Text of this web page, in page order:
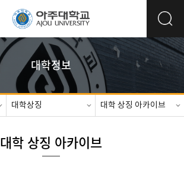
대학정보
대학상징 대학 상징 아카이브
대학 상징 아카이브